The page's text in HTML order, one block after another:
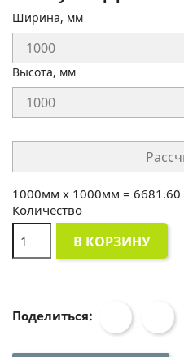
Ширина, мм
Высота, мм
1000мм x 1000мм = 6681.60
Количество
В КОРЗИНУ
Поделиться: